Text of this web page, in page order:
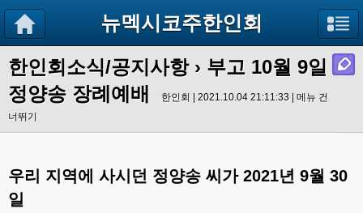
뉴멕시코주한인회
한인회소식/공지사항› 부고 10월 9일
정양송 장례예배
한인회 | 2021.10.04 21:11:33 | 메뉴 건
너뛰기
우리 지역에 사시던 정양송 씨가 2021년 9월 30
일